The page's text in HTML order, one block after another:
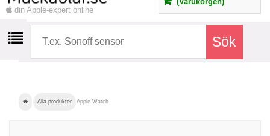
din Apple-expert online
Alla produkter Apple Watch